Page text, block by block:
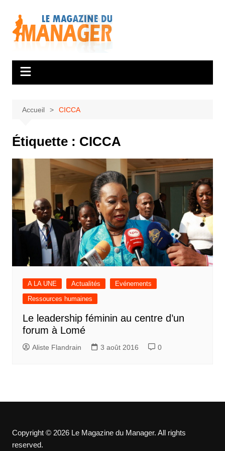
contenu
Accueil CICCA
Étiquette : CICCA
A LA UNE Actualités
Evénements
Ressources humaines
Le leadership féminin au centre d’un
forum à Lomé
Aliste Flandrain 3 août 2016 0
Copyright © 2026 Le Magazine du Manager. All rights
reserved.